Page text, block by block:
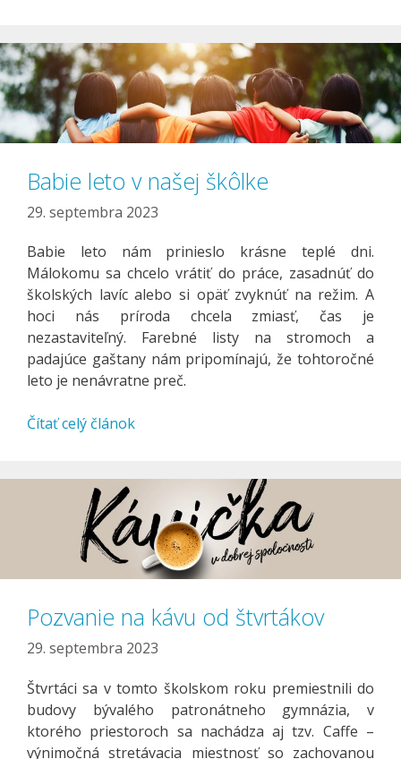
Babie leto v našej škôlke
29. septembra 2023
Babie leto nám prinieslo krásne teplé dni.
Málokomu sa chcelo vrátiť do práce, zasadnúť do
školských lavíc alebo si opäť zvyknúť na režim. A
hoci nás príroda chcela zmiasť, čas je
nezastaviteľný. Farebné listy na stromoch a
padajúce gaštany nám pripomínajú, že tohtoročné
leto je nenávratne preč.
Čítať celý článok
Pozvanie na kávu od štvrtákov
29. septembra 2023
Štvrtáci sa v tomto školskom roku premiestnili do
budovy bývalého patronátneho gymnázia, v
ktorého priestoroch sa nachádza aj tzv. Caffe –
výnimočná stretávacia miestnosť so zachovanou